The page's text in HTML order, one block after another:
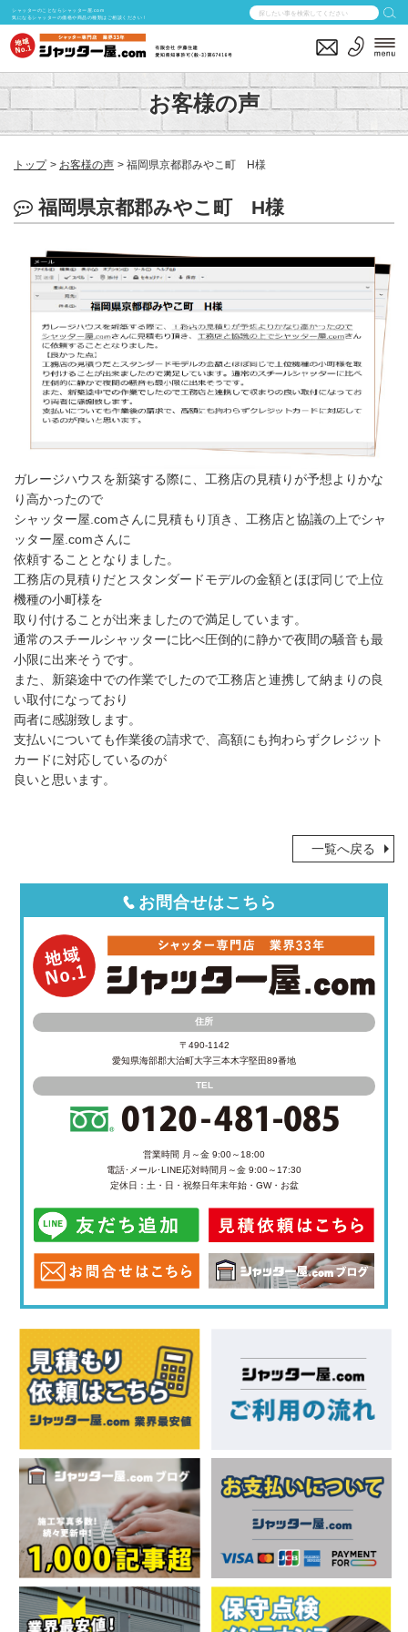
シャッターのことならシャッター屋.com
気になるシャッターの価格や商品の種類はご相談ください！
お客様の声
トップ お客様の声 福岡県京都郡みやこ町 H様
福岡県京都郡みやこ町 H様
ガレージハウスを新築する際に、工務店の見積りが予想よりかな
り高かったので
シャッター屋.comさんに見積もり頂き、工務店と協議の上でシャ
ッター屋.comさんに
依頼することとなりました。
工務店の見積りだとスタンダードモデルの金額とほぼ同じで上位
機種の小町様を
取り付けることが出来ましたので満足しています。
通常のスチールシャッターに比べ圧倒的に静かで夜間の騒音も最
小限に出来そうです。
また、新築途中での作業でしたので工務店と連携して納まりの良
い取付になっており
両者に感謝致します。
支払いについても作業後の請求で、高額にも拘わらずクレジット
カードに対応しているのが
良いと思います。
一覧へ戻る
お問合せはこちら
住所
〒490-1142
愛知県海部郡大治町大字三本木字堅田89番地
TEL
営業時間 月～金 9:00～18:00
電話･メール･LINE応対時間 月～金 9:00～17:30
定休日：土・日・祝祭日年末年始・GW・お盆